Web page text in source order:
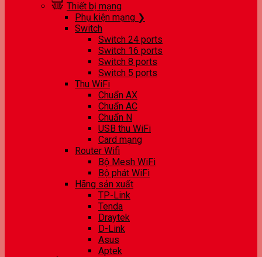
Thiết bị mạng
Phụ kiện mạng ❯
Switch
Switch 24 ports
Switch 16 ports
Switch 8 ports
Switch 5 ports
Thu WiFi
Chuẩn AX
Chuẩn AC
Chuẩn N
USB thu WiFi
Card mạng
Router Wifi
Bộ Mesh WiFi
Bộ phát WiFi
Hãng sản xuất
TP-Link
Tenda
Draytek
D-Link
Asus
Aptek